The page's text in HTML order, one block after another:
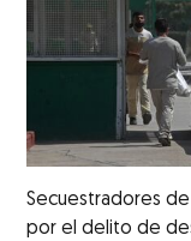
Secuestradores
por el delito de